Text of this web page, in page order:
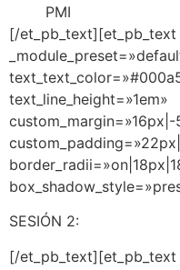
PMI
[/et_pb_text][et_pb_text
text_line_height=»1em»
SESIÓN 2:
[/et_pb_text][et_pb_text